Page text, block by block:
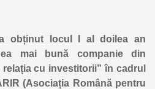
obținut locul I al doilea an
mai bună companie din
cu investitorii” în cadrul
(Asociația Română pentru